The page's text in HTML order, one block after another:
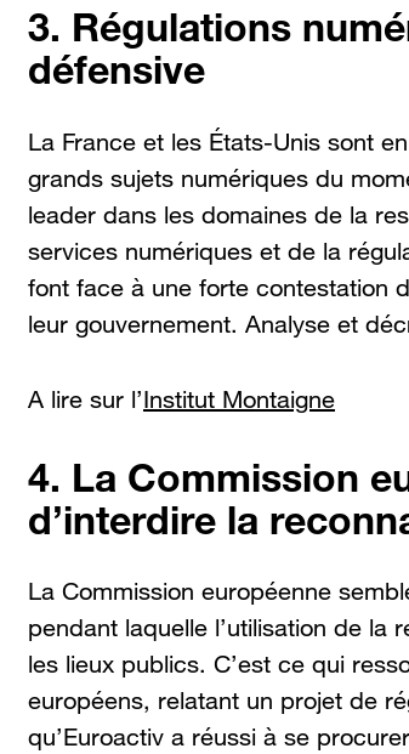
3. Régulations
défensive
La France et les États-Unis sont
grands sujets numériques du
leader dans les domaines de la
services numériques et de la
font face à une forte contestation
leur gouvernement. Analyse et
A lire sur l’Institut Montaigne
4. La Commission
d’interdire la
La Commission européenne
pendant laquelle l’utilisation de la
les lieux publics. C’est ce qui
européens, relatant un projet de
qu’Euroactiv a réussi à se